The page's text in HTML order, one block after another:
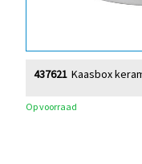
Kaasbox
437621
Op voorraad